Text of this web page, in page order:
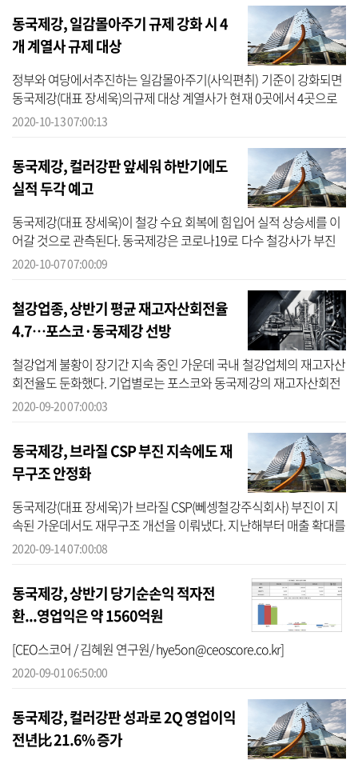
동국제강, 일감몰아주기 규제 강화 시 4
개 계열사 규제 대상
정부와 여당에서추진하는 일감몰아주기(사익편취) 기준이 강화되면
동국제강(대표 장세욱)의규제 대상 계열사가 현재 0곳에서 4곳으로
확대된다.13일기업평가사이트 CEO스코어가 공정거래위원회 지정
2020-10-13 07:00:13
동국제강, 컬러강판 앞세워 하반기에도
실적 두각 예고
동국제강(대표 장세욱)이 철강 수요 회복에 힘입어 실적 상승세를 이
어갈 것으로 관측된다. 동국제강은 코로나19로 다수 철강사가 부진
했던 상반기에도 전기로 사업 장점 기반 수익성 개선을 이뤄냈다. 업
2020-10-07 07:00:09
철강업종, 상반기 평균 재고자산회전율
4.7…포스코·동국제강 선방
철강업계 불황이 장기간 지속 중인 가운데 국내 철강업체의 재고자산
회전율도 둔화했다. 기업별로는 포스코와 동국제강의 재고자산회전
율이 높아진 반면 현대제철과 KG동부제철 등은 낮아졌다.20일 기업
2020-09-20 07:00:03
동국제강, 브라질 CSP 부진 지속에도 재
무구조 안정화
동국제강(대표 장세욱)가 브라질 CSP(뻬셍철강주식회사) 부진이 지
속된 가운데서도 재무구조 개선을 이뤄냈다. 지난해부터 매출 확대를
통한 외형확장보다 고부가가치 제품 판매로 수익성 제고에 나선 효과
2020-09-14 07:00:08
동국제강, 상반기 당기순손익 적자전
환...영업익은 약 1560억원
[CEO스코어 / 김혜원 연구원/ hye5on@ceoscore.co.kr]
2020-09-01 06:50:00
동국제강, 컬러강판 성과로 2Q 영업이익
전년比 21.6% 증가